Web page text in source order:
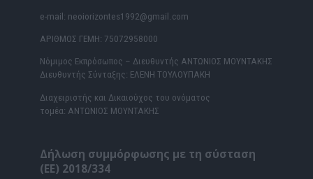
e-mail: neoiorizontes1992@gmail.com
ΑΡΙΘΜΟΣ ΓΕΜΗ: 75072958000
Νόμιμος Εκπρόσωπος – Διευθυντής ΑΝΤΩΝΙΟΣ ΜΟΥΝΤΑΚΗΣ
Διευθυντής Σύνταξης: ΕΛΕΝΗ ΤΟΥΛΟΥΠΑΚΗ
Διαχειριστής και Δικαιούχος του ονόματος
τομέα: ΑΝΤΩΝΙΟΣ ΜΟΥΝΤΑΚΗΣ
Δήλωση συμμόρφωσης με τη σύσταση
(ΕΕ) 2018/334